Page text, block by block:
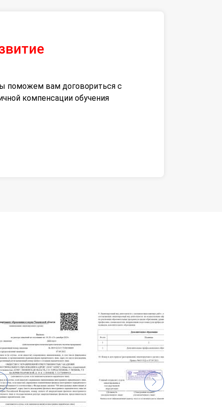
поможем вам договориться с
компенсации обучения